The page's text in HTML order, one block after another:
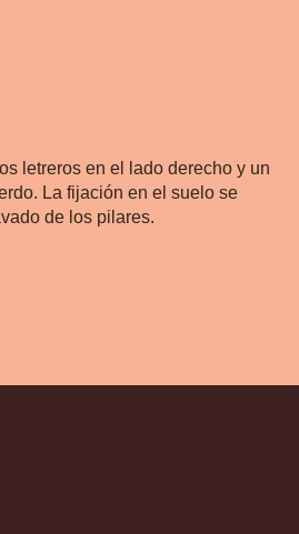
letreros en el lado derecho y un
La fijación en el suelo se
de los pilares.